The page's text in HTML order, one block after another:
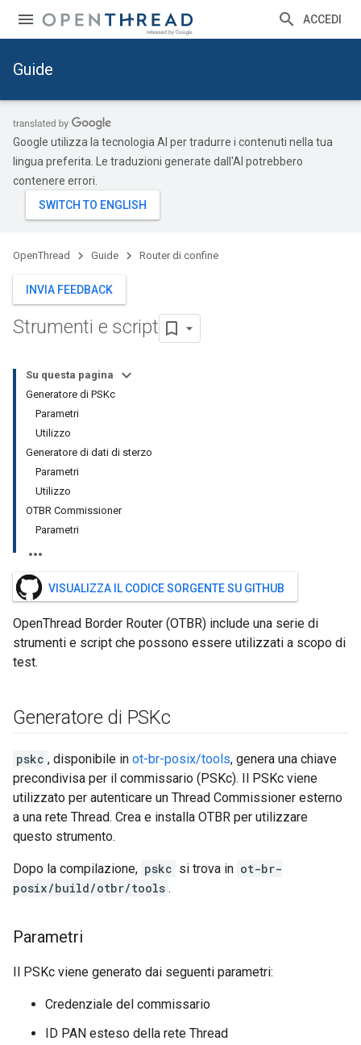
ACCEDI
Guide
Google utilizza la tecnologia AI per tradurre i contenuti nella tua
lingua preferita. Le traduzioni generate dall'AI potrebbero
contenere errori.
OpenThread Guide Router di confine
INVIA FEEDBACK
Strumenti e script
Su questa pagina
Generatore di PSKc
Parametri
Utilizzo
Generatore di dati di sterzo
Parametri
Utilizzo
OTBR Commissioner
Parametri
VISUALIZZA IL CODICE SORGENTE SU GITHUB
OpenThread Border Router (OTBR) include una serie di
strumenti e script che possono essere utilizzati a scopo di
test.
Generatore di PSKc
pskc , disponibile in ot-br-posix/tools, genera una chiave
precondivisa per il commissario (PSKc). Il PSKc viene
utilizzato per autenticare un Thread Commissioner esterno
a una rete Thread. Crea e installa OTBR per utilizzare
questo strumento.
Dopo la compilazione, pskc si trova in ot-br-
posix/build/otbr/tools .
Parametri
Il PSKc viene generato dai seguenti parametri:
Credenziale del commissario
ID PAN esteso della rete Thread